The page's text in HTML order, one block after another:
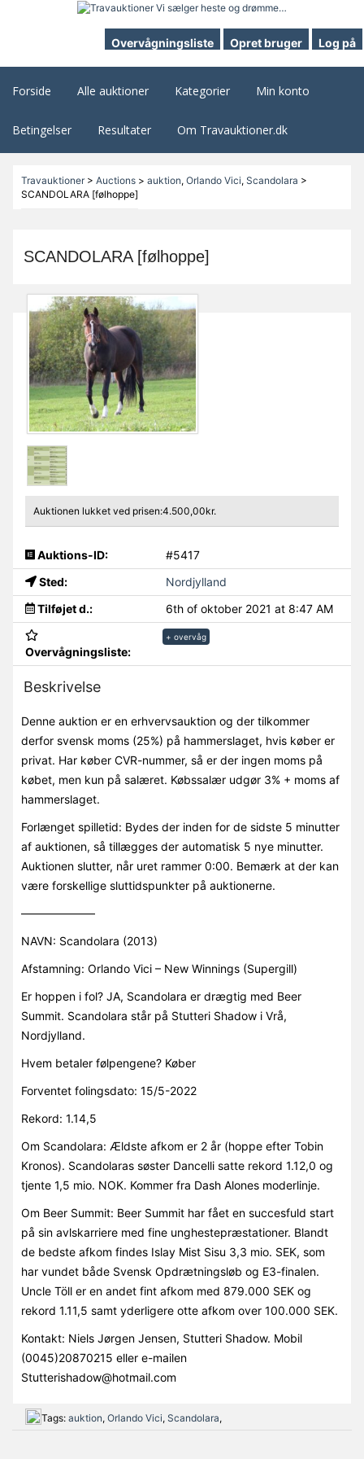
Overvågningsliste Opret bruger Log på
Forside Alle auktioner Kategorier Min konto
Betingelser Resultater Om Travauktioner.dk
Travauktioner> Auctions> auktion, Orlando Vici, Scandolara >
SCANDOLARA [følhoppe]
SCANDOLARA [følhoppe]
Auktionen lukket ved prisen:4.500,00kr.
Auktions-ID:
#5417
Sted:
Nordjylland
Tilføjet d.:
6th of oktober 2021 at 8:47 AM
Overvågningsliste:
+ overvåg
Beskrivelse
Denne auktion er en erhvervsauktion og der tilkommer
derfor svensk moms (25%) på hammerslaget, hvis køber er
privat. Har køber CVR-nummer, så er der ingen moms på
købet, men kun på salæret. Købssalær udgør 3% + moms af
hammerslaget.
Forlænget spilletid: Bydes der inden for de sidste 5 minutter
af auktionen, så tillægges der automatisk 5 nye minutter.
Auktionen slutter, når uret rammer 0:00. Bemærk at der kan
være forskellige sluttidspunkter på auktionerne.
——————–
NAVN: Scandolara (2013)
Afstamning: Orlando Vici – New Winnings (Supergill)
Er hoppen i fol? JA, Scandolara er drægtig med Beer
Summit. Scandolara står på Stutteri Shadow i Vrå,
Nordjylland.
Hvem betaler følpengene? Køber
Forventet folingsdato: 15/5-2022
Rekord: 1.14,5
Om Scandolara: Ældste afkom er 2 år (hoppe efter Tobin
Kronos). Scandolaras søster Dancelli satte rekord 1.12,0 og
tjente 1,5 mio. NOK. Kommer fra Dash Alones moderlinje.
Om Beer Summit: Beer Summit har fået en succesfuld start
på sin avlskarriere med fine unghestepræstationer. Blandt
de bedste afkom findes Islay Mist Sisu 3,3 mio. SEK, som
har vundet både Svensk Opdrætningsløb og E3-finalen.
Uncle Töll er en andet fint afkom med 879.000 SEK og
rekord 1.11,5 samt yderligere otte afkom over 100.000 SEK.
Kontakt: Niels Jørgen Jensen, Stutteri Shadow. Mobil
(0045)20870215 eller e-mailen
Stutterishadow@hotmail.com
Tags: auktion, Orlando Vici, Scandolara,